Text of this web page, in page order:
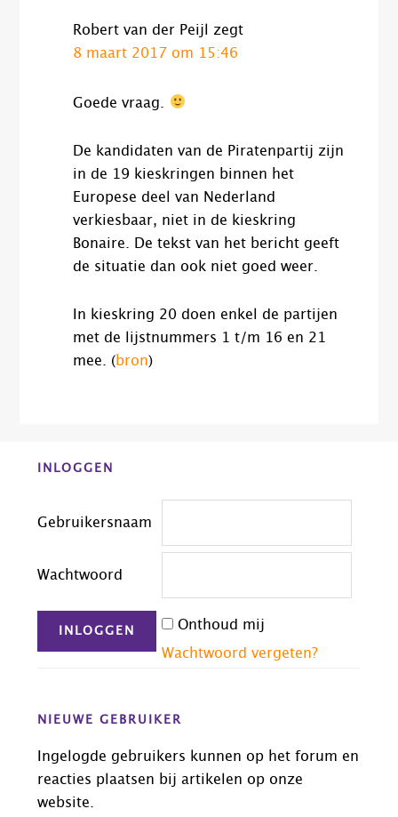
Robert van der Peijl
zegt
8 maart 2017 om 15:46
Goede vraag.
De kandidaten van de Piratenpartij zijn
in de 19 kieskringen binnen het
Europese deel van Nederland
verkiesbaar, niet in de kieskring
Bonaire. De tekst van het bericht geeft
de situatie dan ook niet goed weer.
In kieskring 20 doen enkel de partijen
met de lijstnummers 1 t/m 16 en 21
mee. (bron)
Before
INLOGGEN
Gebruikersnaam
Wachtwoord
Onthoud mij
Wachtwoord vergeten?
NIEUWE GEBRUIKER
Ingelogde gebruikers kunnen op het forum en
reacties plaatsen bij artikelen op onze
website.